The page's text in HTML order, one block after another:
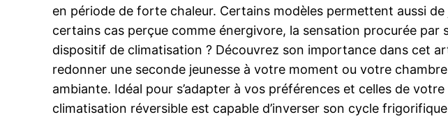
en période de forte chaleur. Certains modèles permettent aussi
certains cas perçue comme énergivore, la sensation procurée par
dispositif de climatisation ? Découvrez son importance dans cet
redonner une seconde jeunesse à votre moment ou votre
ambiante. Idéal pour s’adapter à vos préférences et celles de
climatisation réversible est capable d’inverser son cycle